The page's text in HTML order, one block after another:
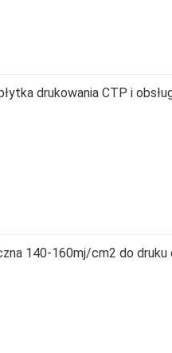
drukowania CTP i
140-160mj/cm2 do